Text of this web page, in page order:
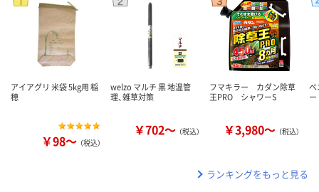
アイアグリ 米袋 5kg用 稲
穂
￥98～ （税込）
welzo マルチ 黒 地温管
理、雑草対策
￥702～ （税込）
フマキラー カダン除草
王PRO シャワーS
￥3,980～ （税込）
ベ
ー
ランキングをもっと見る